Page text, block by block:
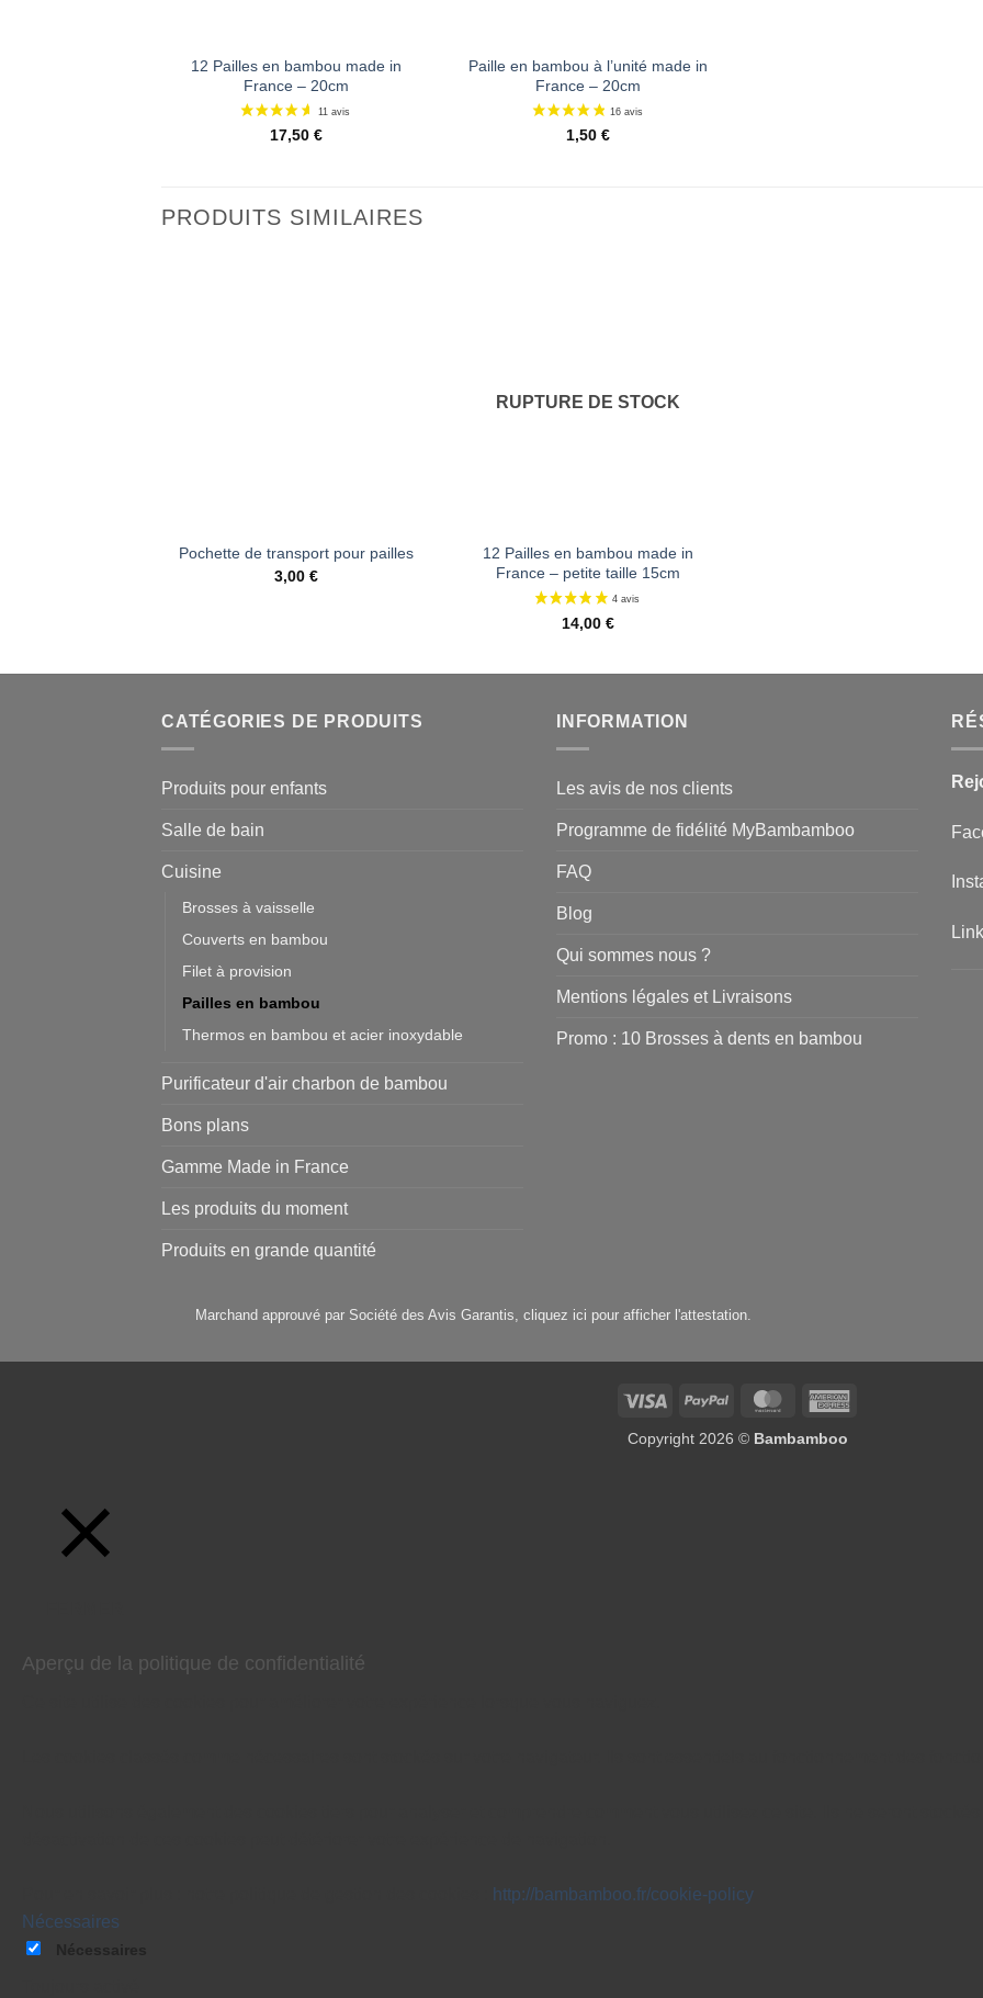
12 Pailles en bambou made in
France – 20cm
17,50€
Paille en bambou à l’unité made in
France – 20cm
1,50€
PRODUITS SIMILAIRES
Pochette de transport pour pailles
3,00€
RUPTURE DE STOCK
12 Pailles en bambou made in
France – petite taille 15cm
14,00€
CATÉGORIES DE PRODUITS
Produits pour enfants
Salle de bain
Cuisine
Brosses à vaisselle
Couverts en bambou
Filet à provision
Pailles en bambou
Thermos en bambou et acier inoxydable
Purificateur d'air charbon de bambou
Bons plans
Gamme Made in France
Les produits du moment
Produits en grande quantité
INFORMATION
Les avis de nos clients
Programme de fidélité MyBambamboo
FAQ
Blog
Qui sommes nous ?
Mentions légales et Livraisons
Promo : 10 Brosses à dents en bambou
Marchand approuvé par Société des Avis Garantis, cliquez ici pour afficher l'attestation.
Visa PayPal MasterCard
Copyright 2026 © Bambamboo
Aperçu de la politique de confidentialité
http://bambamboo.fr/cookie-policy
Nécessaires